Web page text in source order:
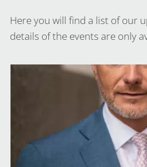
Here you will find a list of our
details of the events are only